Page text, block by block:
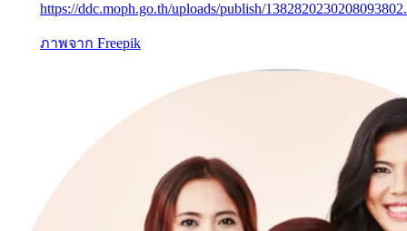
https://ddc.moph.go.th/uploads/publish/
ภาพจาก Freepik